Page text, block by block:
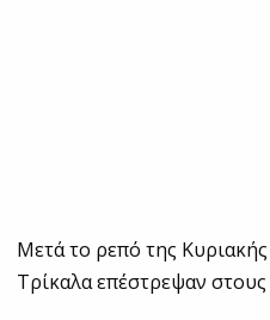
Μετά το ρεπό της
Τρίκαλα επέστρεψαν